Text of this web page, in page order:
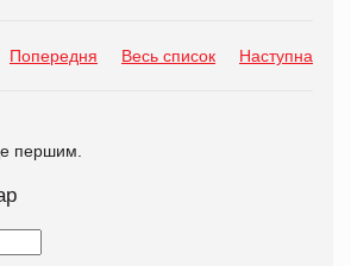
Попередня Весь список Наступна
першим.